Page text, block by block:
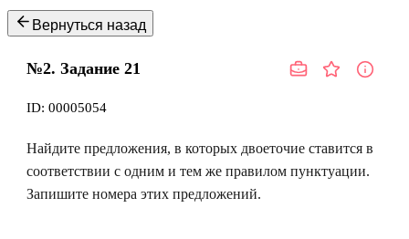
Вернуться назад
№2. Задание 21
ID: 00005054
Найдите предложения, в которых двоеточие ставится в
соответствии с одним и тем же правилом пунктуации.
Запишите номера этих предложений.